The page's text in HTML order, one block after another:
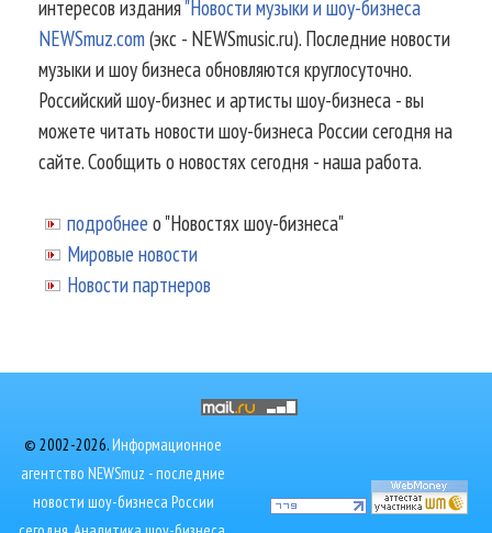
интересов издания"Новости музыки и шоу-бизнеса
NEWSmuz.com(экс - NEWSmusic.ru). Последние новости
музыки и шоу бизнеса обновляются круглосуточно.
Российский шоу-бизнес и артисты шоу-бизнеса - вы
можете читать новости шоу-бизнеса России сегодня на
сайте. Сообщить о новостях сегодня - наша работа.
подробнее о "Новостях шоу-бизнеса"
Мировые новости
Новости партнеров
© 2002-2026.Информационное
агентство NEWSmuz - последние
новости шоу-бизнеса России